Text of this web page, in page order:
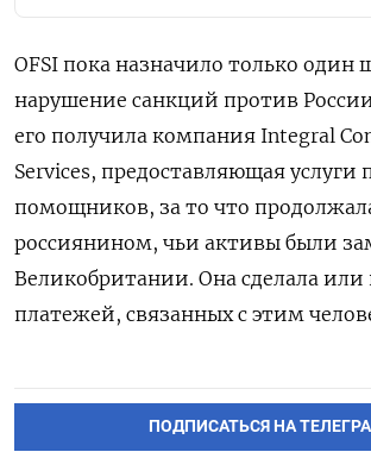
OFSI пока назначило только один
нарушение санкций против
его получила компания Integral
Services, предоставляющая услуги
помощников, за то что
россиянином, чьи активы были
Великобритании. Она сделала или
платежей, связанных с этим
ПОДПИСАТЬСЯ НА